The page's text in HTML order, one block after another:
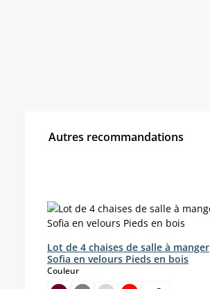
Autres recommandations
Lot de 4 chaises de salle à manger
Sofia en velours Pieds en bois
Couleurselect